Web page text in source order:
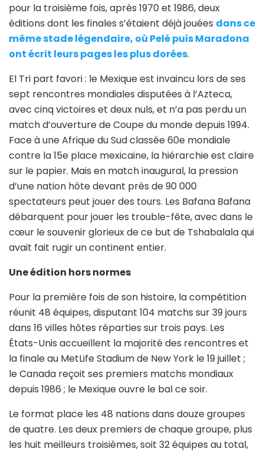
pour la troisième fois, après 1970 et 1986, deux
éditions dont les finales s’étaient déjà jouées dans ce
même stade légendaire, où Pelé puis Maradona
ont écrit leurs pages les plus dorées.
El Tri part favori : le Mexique est invaincu lors de ses
sept rencontres mondiales disputées à l’Azteca,
avec cinq victoires et deux nuls, et n’a pas perdu un
match d’ouverture de Coupe du monde depuis 1994.
Face à une Afrique du Sud classée 60e mondiale
contre la 15e place mexicaine, la hiérarchie est claire
sur le papier. Mais en match inaugural, la pression
d’une nation hôte devant près de 90 000
spectateurs peut jouer des tours. Les Bafana Bafana
débarquent pour jouer les trouble-fête, avec dans le
cœur le souvenir glorieux de ce but de Tshabalala qui
avait fait rugir un continent entier.
Une édition hors normes
Pour la première fois de son histoire, la compétition
réunit 48 équipes, disputant 104 matchs sur 39 jours
dans 16 villes hôtes réparties sur trois pays. Les
États-Unis accueillent la majorité des rencontres et
la finale au MetLife Stadium de New York le 19 juillet ;
le Canada reçoit ses premiers matchs mondiaux
depuis 1986 ; le Mexique ouvre le bal ce soir.
Le format place les 48 nations dans douze groupes
de quatre. Les deux premiers de chaque groupe, plus
les huit meilleurs troisièmes, soit 32 équipes au total,